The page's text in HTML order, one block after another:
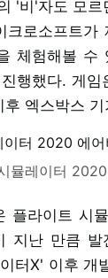
'비'자도 모
크로소프트가
체험해볼 수
행했다. 게임
엑스박스
뮬레이터
플라이트 시
지난 만큼 발
터X' 이후 개